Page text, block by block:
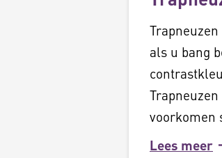
als u bang
voorkomen
Lees meer